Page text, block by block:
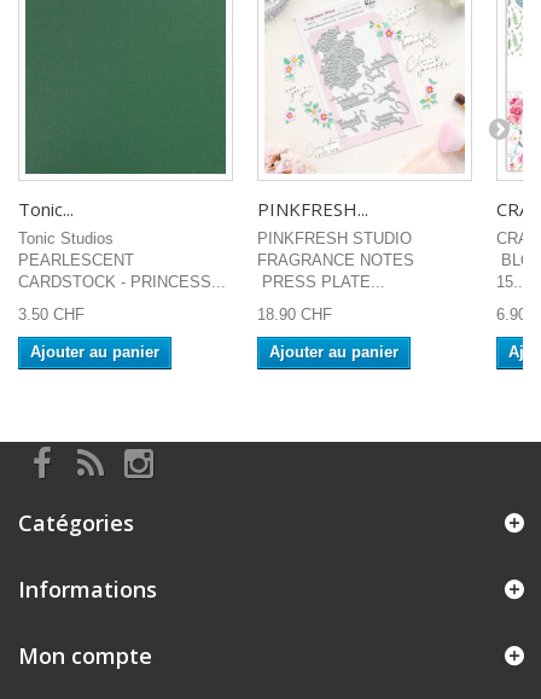
Tonic...
Tonic Studios
PEARLESCENT
CARDSTOCK - PRINCESS...
3.50 CHF
Ajouter au panier
PINKFRESH...
PINKFRESH STUDIO
FRAGRANCE NOTES
PRESS PLATE...
18.90 CHF
Ajouter au panier
15...
6.90
Catégories
Informations
Mon compte